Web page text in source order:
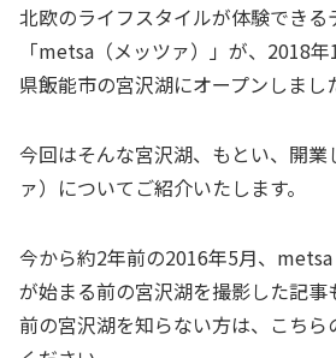
北欧のライフスタイルが体験できる
「metsa（メッツァ）」が、2018
県飯能市の宮沢湖にオープンしまし
今回はそんな宮沢湖、もとい、開
ァ）についてご紹介いたします。
今から約2年前の2016年5月、
が始まる前の宮沢湖を撮影した記事
前の宮沢湖を知らない方は、こち